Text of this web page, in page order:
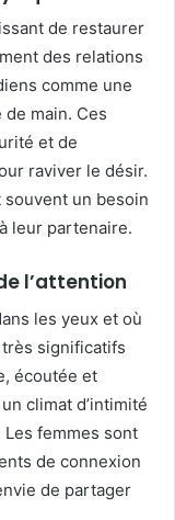
de restaurer
des relations
comme une
main. Ces
et de
raviver le désir.
un besoin
leur partenaire.
l’attention
les yeux et où
significatifs
écoutée et
climat d’intimité
Les femmes sont
de connexion
de partager